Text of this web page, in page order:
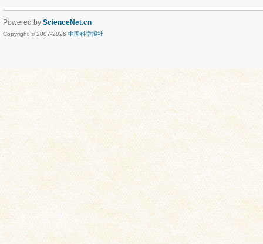
Powered by ScienceNet.cn
Copyright © 2007-2026 中国科学报社